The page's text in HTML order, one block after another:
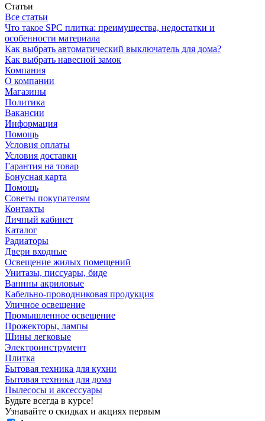
Статьи
Все статьи
Что такое SPC плитка: преимущества, недостатки и
особенности материала
Как выбрать автоматический выключатель для дома?
Как выбрать навесной замок
Компания
О компании
Магазины
Политика
Вакансии
Информация
Помощь
Условия оплаты
Условия доставки
Гарантия на товар
Бонусная карта
Помощь
Советы покупателям
Контакты
Личный кабинет
Каталог
Радиаторы
Двери входные
Освещение жилых помещений
Унитазы, писсуары, биде
Ваннны акриловые
Кабельно-проводниковая продукция
Уличное освещение
Промышленное освещение
Прожекторы, лампы
Шины легковые
Электроинструмент
Плитка
Бытовая техника для кухни
Бытовая техника для дома
Пылесосы и аксессуары
Будьте всегда в курсе!
Узнавайте о скидках и акциях первым